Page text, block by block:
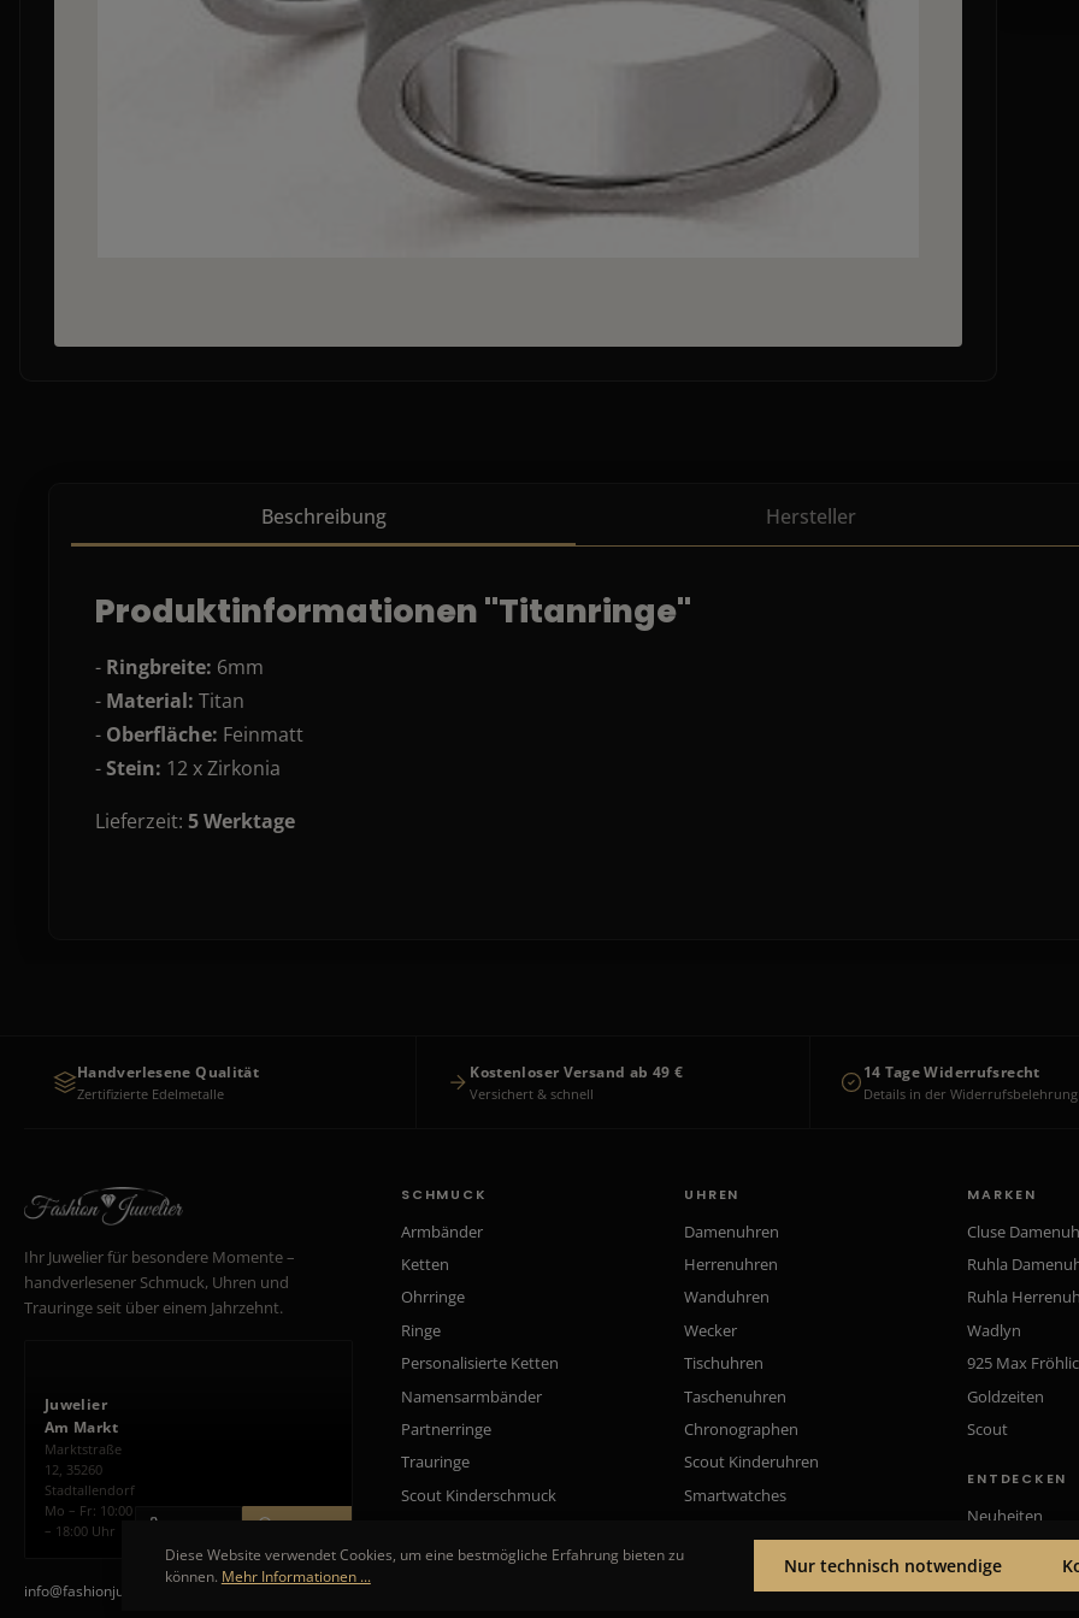
Beschreibung Hersteller
Produktinformationen "Titanringe"
- Ringbreite: 6mm
- Material: Titan
- Oberfläche: Feinmatt
-Stein: 12 x Zirkonia
Lieferzeit: 5Werktage
Handverlesene Qualität
Zertifizierte Edelmetalle
Kostenloser Versand ab 49 €
Versichert & schnell
14 Tage Widerrufsrecht
Details in der Widerrufsbelehrung
Ihr Juwelier für besondere Momente –
handverlesener Schmuck, Uhren und
Trauringe seit über einem Jahrzehnt.
Juwelier
Am Markt
Marktstraße
12, 35260
Stadtallendorf
Mo – Fr: 10:00
– 18:00 Uhr
ROUTE PLANEN
info@fashionjuwelier.de
SCHMUCK
Armbänder
Ketten
Ohrringe
Ringe
Personalisierte Ketten
Namensarmbänder
Partnerringe
Trauringe
Scout Kinderschmuck
UHREN
Damenuhren
Herrenuhren
Wanduhren
Wecker
Tischuhren
Taschenuhren
Chronographen
Scout Kinderuhren
Smartwatches
MARKEN
Cluse
Ruhla
Ruhla
Wadlyn
925 Max
Goldzeiten
Scout
ENTDECKEN
Neuheiten
Diese Website verwendet Cookies, um eine bestmögliche Erfahrung bieten zu
können. Mehr Informationen ... Nur technisch notwendige